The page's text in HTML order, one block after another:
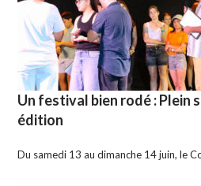
Un festival bien rodé : Plein
édition
Du samedi 13 au dimanche 14 juin, le